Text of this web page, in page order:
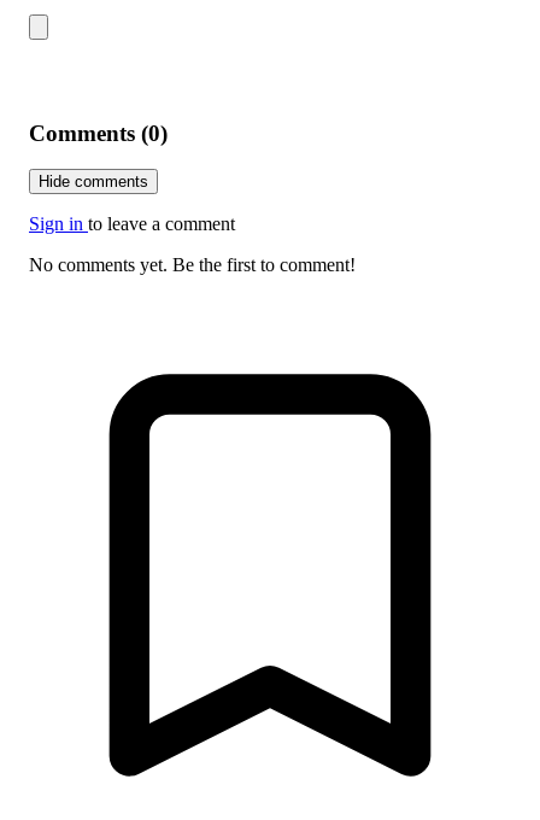
Comments (0)
Hide comments
Sign in to leave a comment
No comments yet. Be the first to comment!